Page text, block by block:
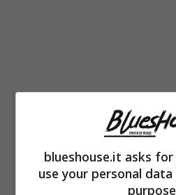
Adesso l’appuntamento
in programmagiovedì 2
non attendono altro che
blueshouse.it asks
use your personal